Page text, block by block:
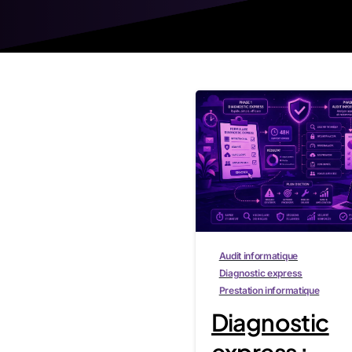
1
Audit informatique
Diagnostic express
Prestation informatique
Diagnostic